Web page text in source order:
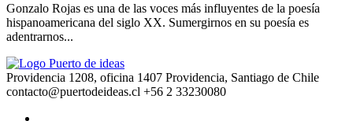
Gonzalo Rojas es una de las voces más influyentes de la poesía
hispanoamericana del siglo XX. Sumergirnos en su poesía es
adentrarnos...
Providencia 1208, oficina 1407 Providencia, Santiago de Chile
contacto@puertodeideas.cl +56 2 33230080